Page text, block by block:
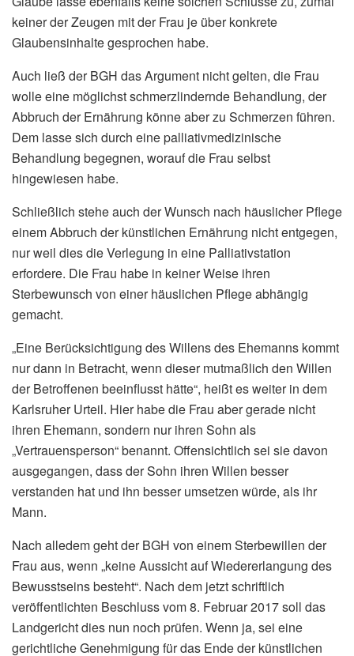
keiner der Zeugen mit der Frau je über konkrete
Glaubensinhalte gesprochen habe.
Auch ließ der BGH das Argument nicht gelten, die Frau
wolle eine möglichst schmerzlindernde Behandlung, der
Abbruch der Ernährung könne aber zu Schmerzen führen.
Dem lasse sich durch eine palliativmedizinische
Behandlung begegnen, worauf die Frau selbst
hingewiesen habe.
Schließlich stehe auch der Wunsch nach häuslicher Pflege
einem Abbruch der künstlichen Ernährung nicht entgegen,
nur weil dies die Verlegung in eine Palliativstation
erfordere. Die Frau habe in keiner Weise ihren
Sterbewunsch von einer häuslichen Pflege abhängig
gemacht.
„Eine Berücksichtigung des Willens des Ehemanns kommt
nur dann in Betracht, wenn dieser mutmaßlich den Willen
der Betroffenen beeinflusst hätte“, heißt es weiter in dem
Karlsruher Urteil. Hier habe die Frau aber gerade nicht
ihren Ehemann, sondern nur ihren Sohn als
„Vertrauensperson“ benannt. Offensichtlich sei sie davon
ausgegangen, dass der Sohn ihren Willen besser
verstanden hat und ihn besser umsetzen würde, als ihr
Mann.
Nach alledem geht der BGH von einem Sterbewillen der
Frau aus, wenn „keine Aussicht auf Wiedererlangung des
Bewusstseins besteht“. Nach dem jetzt schriftlich
veröffentlichten Beschluss vom 8. Februar 2017 soll das
Landgericht dies nun noch prüfen. Wenn ja, sei eine
gerichtliche Genehmigung für das Ende der künstlichen